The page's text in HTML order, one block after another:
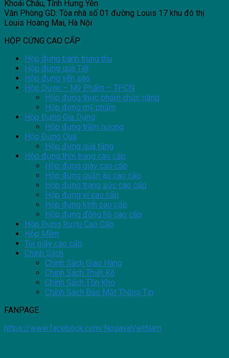
Khoái Châu, Tỉnh Hưng Yên
Văn Phòng GD: Tòa nhà số 01 đường Louis 17 khu đô thị
Louis Hoàng Mai, Hà Nội
HỘP CỨNG CAO CẤP
Hộp đựng bánh trung thu
Hộp đựng quà Tết
Hộp đựng yến sào
Hộp Dược – Mỹ Phẩm – TPCN
Hộp đựng thực phẩm chức năng
Hộp đựng mỹ phẩm
Hộp Đựng Gia Dụng
Hộp đựng trầm hương
Hộp Đựng Quà
Hộp đựng quà tặng
Hộp đựng thời trang cao cấp
Hộp đựng giày cao cấp
Hộp đựng quần áo cao cấp
Hộp đựng trang sức cao cấp
Hộp đựng ví cao cấp
Hộp đựng kính cao cấp
Hộp đựng đồng hồ cao cấp
Hộp Đựng Rượu Cao Cấp
Hộp Mềm
Túi giấy cao cấp
Chính Sách
Chính Sách Giao Hàng
Chính Sách Thiết Kế
Chính Sách Tồn Kho
Chính Sách Bảo Mật Thông Tin
FANPAGE
https://www.facebook.com/NosavaVietNam